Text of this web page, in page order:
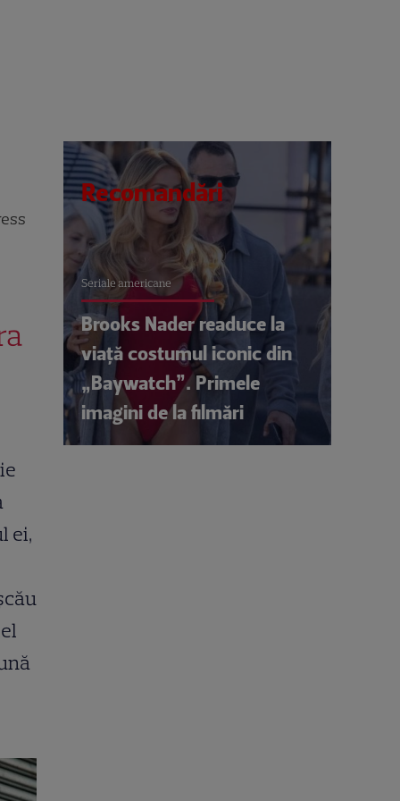
ei,
Recomandări
Seriale americane
Brooks Nader readuce la
viață costumul iconic din
„Baywatch”. Primele
imagini de la filmări